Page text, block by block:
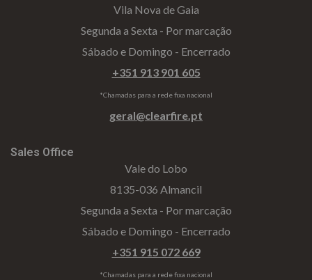
Vila Nova de Gaia
Segunda a Sexta - Por marcação
Sábado e Domingo - Encerrado
+351 913 901 605
*Chamadas para a rede fixa nacional
geral@clearfire.pt
Sales Office
Vale do Lobo
8135-036 Almancil
Segunda a Sexta - Por marcação
Sábado e Domingo - Encerrado
+351 915 072 669
*Chamadas para a rede fixa nacional